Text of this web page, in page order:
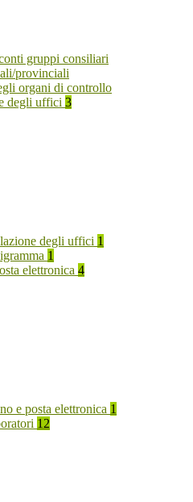
gruppi consiliari
provinciali
organi di controllo
degli uffici 3
degli uffici 1
1
elettronica 4
e posta elettronica 1
12